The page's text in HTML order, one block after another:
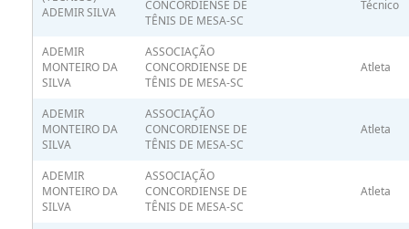
ADEMIR SILVA
CONCORDIENSE DE
TÊNIS DE MESA-SC
Técnico
ADEMIR
MONTEIRO DA
SILVA
ASSOCIAÇÃO
CONCORDIENSE DE
TÊNIS DE MESA-SC
Atleta
ADEMIR
MONTEIRO DA
SILVA
ASSOCIAÇÃO
CONCORDIENSE DE
TÊNIS DE MESA-SC
Atleta
ADEMIR
MONTEIRO DA
SILVA
ASSOCIAÇÃO
CONCORDIENSE DE
TÊNIS DE MESA-SC
Atleta